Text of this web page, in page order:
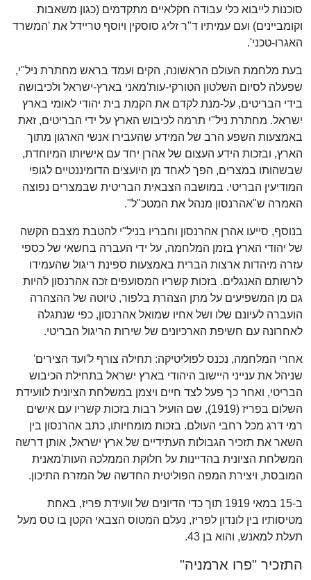
סוכנות לייבוא כלי עבודה חקלאיים מתקדמים (כגון משאבות
וקומביינים) ועם עמיתיו ד"ר זליג סוסקין ויוסף טריידל את 'המשרד
האגרו-טכני'.
בעת מלחמת העולם הראשונה, הקים ועמד בראש מחתרת ניל"י,
שפעלה לסיום השלטון הטורקי-עות'מאני בארץ-ישראל ולכיבושה
בידי הבריטים, על-מנת לקדם את הקמת בית יהודי לאומי בארץ
ישראל. מחתרת ניל"י תרמה לכיבוש הארץ על ידי הבריטים, זאת
באמצעות השפע הרב של המידע שהעבירו אנשי הארגון מתוך
הארץ, ובזכות הידע העצום של אהרן יחד עם אישיותו המיוחדת,
שבשהותו במצרים, הפך לאחד מן היועצים הדומיננטיים לגופי
המודיעין הבריטי. במושבה הצבאית הבריטית שבמצרים נפוצה
האמרה ש"אהרנסון מנהל את המטכ"ל".
בנוסף, סייעו אהרן אהרנסון וחבריו בניל"י להטבת מצבם הקשה
של יהודי הארץ בזמן המלחמה, על ידי העברה בחשאי של כספי
עזרה מיהדות ארצות הברית באמצעות ספינת ריגול שהעמידו
לרשותם האנגלים. בזכות קשריו המסועפים זכה אהרנסון להיות
גם מן המשפיעים על מתן הצהרת בלפור, טיוטה של ההצהרה
הועברה לעיונם שלו ושל אחיו שמואל אהרנסון, כפי שנתגלה
לאחרונה עם חשיפת הארכיונים של שירות הריגול הבריטי.
אחרי המלחמה, נכנס לפוליטיקה: תחילה צורף ל'ועד הצירים'
שניהל את ענייני היישוב היהודי בארץ ישראל בתחילת הכיבוש
הבריטי, ואחר כך פעל לצד חיים ויצמן במשלחת הציונית לוועידת
השלום בפריז (1919), שם הועיל רבות בזכות קשריו עם אישים
רמי דרג מכל רחבי העולם. בזכות מומחיותו, כתב אהרנסון בין
השאר את תזכיר הגבולות העתידיים של ארץ ישראל, אותן דרשה
המשלחת הציונית בהדיינות על חלוקת הממלכה העות'מאנית
המובסת, ויצירת המפה הפוליטית החדשה של המזרח התיכון.
ב-15 במאי 1919 תוך כדי הדיונים של וועידת פריז, באחת
מטיסותיו בין לונדון לפריז, נעלם המטוס הצבאי הקטן בו טס מעל
תעלת למאנש, והוא בן 43.
התזכיר "פרו ארמניה"